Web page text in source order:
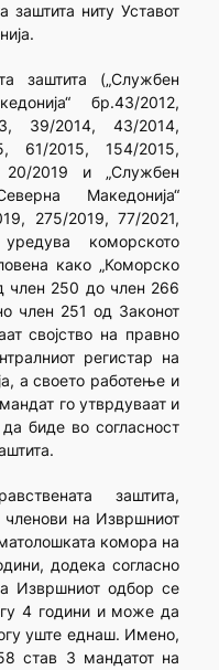
заштита ниту Уставот
заштита („Службен
бр.43/2012,
39/2014, 43/2014,
61/2015, 154/2015,
20/2019 и „Службен
Македонија“
275/2019, 77/2021,
коморското
како „Коморско
член 250 до член 266
член 251 од Законот
својство на правно
регистар на
а своето работење и
го утврдуваат и
биде во согласност
заштита,
на Извршниот
комора на
додека согласно
Извршниот одбор се
4 години и може да
уште еднаш. Имено,
став 3 мандатот на